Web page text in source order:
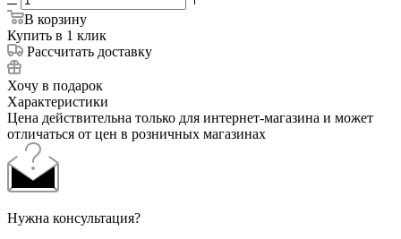
В корзину
Купить в 1 клик
Рассчитать доставку
Хочу в подарок
Характеристики
Цена действительна только для интернет-магазина и может
отличаться от цен в розничных магазинах
Нужна консультация?